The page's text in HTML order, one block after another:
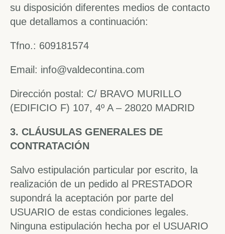
su disposición diferentes medios de contacto
que detallamos a continuación:
Tfno.: 609181574
Email: info@valdecontina.com
Dirección postal: C/ BRAVO MURILLO
(EDIFICIO F) 107, 4º A – 28020 MADRID
3. CLÁUSULAS GENERALES DE
CONTRATACIÓN
Salvo estipulación particular por escrito, la
realización de un pedido al PRESTADOR
supondrá la aceptación por parte del
USUARIO de estas condiciones legales.
Ninguna estipulación hecha por el USUARIO